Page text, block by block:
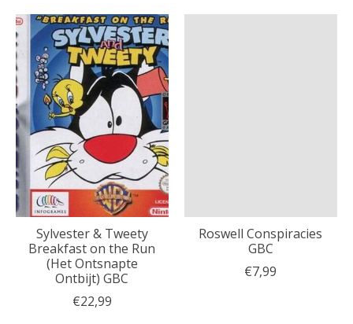
Sylvester & Tweety
Breakfast on the Run
(Het Ontsnapte
Ontbijt) GBC
€22,99
Roswell Conspiracies
GBC
€7,99